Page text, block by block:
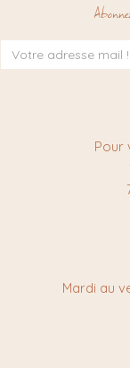
Pour
Mardi au